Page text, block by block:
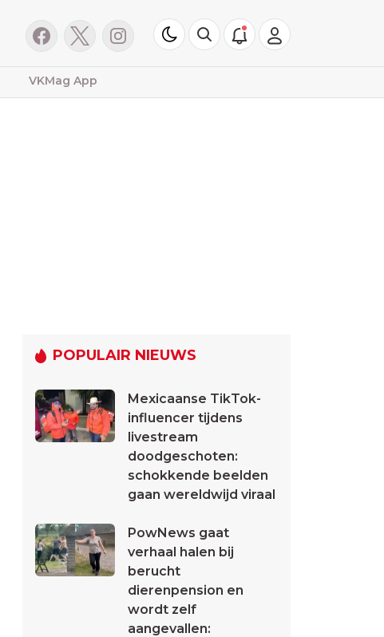
VKMag App
POPULAIR NIEUWS
Mexicaanse TikTok-
influencer tijdens
livestream
doodgeschoten:
schokkende beelden
gaan wereldwijd viraal
PowNews gaat
verhaal halen bij
berucht
dierenpension en
wordt zelf
aangevallen: